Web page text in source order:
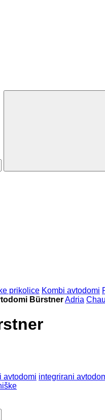
prikolice Kombi avtodomi
BürstnerAdria
avtodomi integrirani